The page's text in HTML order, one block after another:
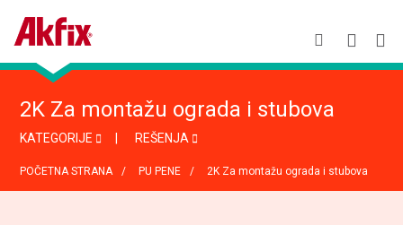
2K Za montažu ograda i stubova
KATEGORIJE REŠENJA
POČETNA STRANA PU PENE 2K Za montažu ograda i stubova